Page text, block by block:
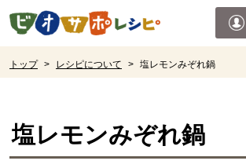
ページの先頭です。
トップ > レシピについて > 塩レモンみぞれ鍋
塩レモンみぞれ鍋